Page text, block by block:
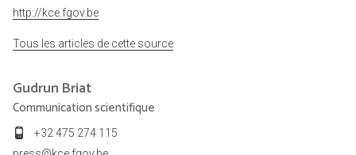
http://kce.fgov.be
Tous les articles de cette source
Gudrun Briat
Communication scientifique
+32 475 274 115